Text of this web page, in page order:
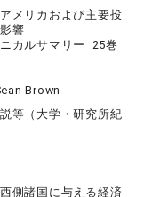
メリカおよび主要投
響
カルサマリー 25巻
Brown
等（大学・研究所紀
側諸国に与える経済